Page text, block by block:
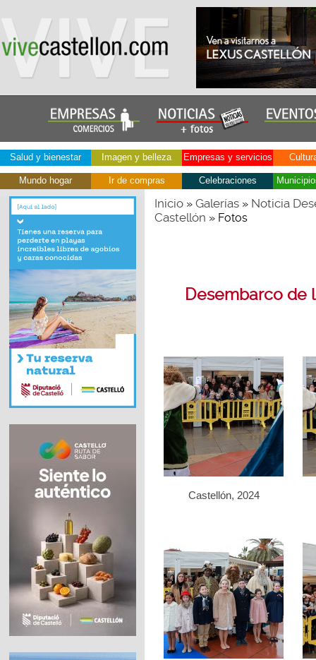
Salud y bienestar Imagen y belleza Empresas y servicios
Mundo hogar Ir de compras Celebraciones
Inicio» Galerías» Noticia
Castellón » Fotos
Desembarco de
Castellón, 2024